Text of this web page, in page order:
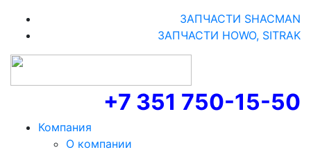
ЗАПЧАСТИ SHACMAN
ЗАПЧАСТИ HOWO, SITRAK
+7 351 750-15-50
Компания
О компании